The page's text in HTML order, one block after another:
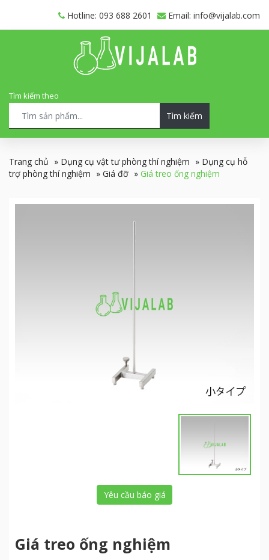
Hotline: 093 688 2601 Email: info@vijalab.com
Tìm kiếm theo
Tìm kiếm
Trang chủ » Dụng cụ vật tư phòng thí nghiệm » Dụng cụ hỗ
trợ phòng thí nghiệm » Giá đỡ » Giá treo ống nghiệm
Yêu cầu báo giá
Giá treo ống nghiệm